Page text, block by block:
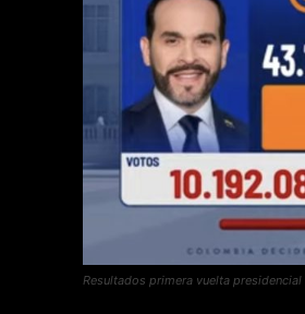
Resultados primera vuelta presidencial